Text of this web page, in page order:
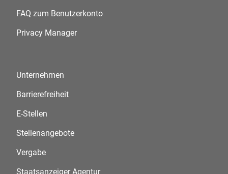
FAQ zum Benutzerkonto
Privacy Manager
Unternehmen
Barrierefreiheit
E-Stellen
Stellenangebote
Vergabe
Staatsanzeiger Agentur